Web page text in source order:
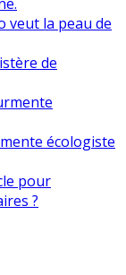
veut la peau de
de
écologiste
pour
?